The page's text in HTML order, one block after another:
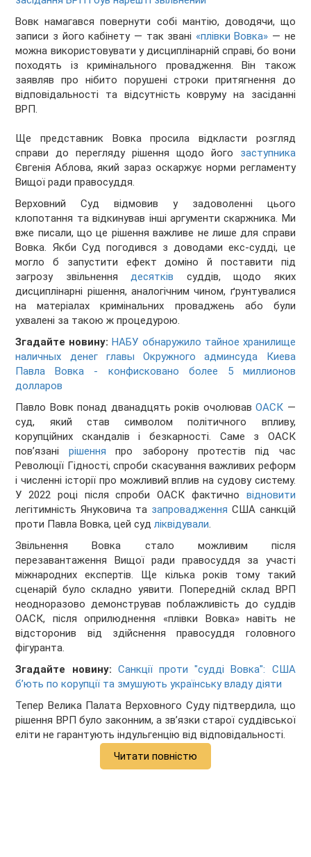
Вовк намагався повернути собі мантію, доводячи, що
записи з його кабінету — так звані «плівки Вовка» — не
можна використовувати у дисциплінарній справі, бо вони
походять із кримінального провадження. Він також
заявляв про нібито порушені строки притягнення до
відповідальності та відсутність ковруму на засіданні
ВРП.
Ще представник Вовка просила відкласти розгляд
справи до перегляду рішення щодо його заступника
Євгенія Аблова, який зараз оскаржує норми регламенту
Вищої ради правосуддя.
Верховний Суд відмовив у задоволенні цього
клопотання та відкинував інші аргументи скаржника. Ми
вже писали, що це рішення важливе не лише для справи
Вовка. Якби Суд погодився з доводами екс-судді, це
могло б запустити ефект доміно й поставити під
загрозу звільненнядесятків суддів, щодо яких
дисциплінарні рішення, аналогічним чином, ґрунтувалися
на матеріалах кримінальних проваджень або були
ухвалені за такою ж процедурою.
Згадайте новину:НАБУ обнаружило тайное хранилище
наличных денег главы Окружного админсуда Киева
Павла Вовка - конфисковано более 5 миллионов
долларов
Павло Вовк понад дванадцять років очолювавОАСК —
суд, який став символом політичного впливу,
корупційних скандалів і безкарності. Саме з ОАСК
пов’язані рішення про заборону протестів під час
Революції Гідності, спроби скасування важливих реформ
і численні історії про можливий вплив на судову систему.
У 2022 році після спроби ОАСК фактично відновити
легітимність Януковича та запровадження США санкцій
проти Павла Вовка, цей судліквідували.
Звільнення Вовка стало можливим після
перезавантаження Вищої ради правосуддя за участі
міжнародних експертів. Ще кілька років тому такий
сценарій було складно уявити. Попередній склад ВРП
неодноразово демонстрував поблажливість до суддів
ОАСК, після оприлюднення «плівки Вовка» навіть не
відсторонив від здійснення правосуддя головного
фігуранта.
Згадайте новину: Санкції проти "судді Вовка": США
б’ють по корупції та змушують українську владу діяти
Тепер Велика Палата Верховного Суду підтвердила, що
рішення ВРП було законним, а звʼязки старої суддівської
еліти не гарантують індульгенцію від відповідальності.
Читати повністю